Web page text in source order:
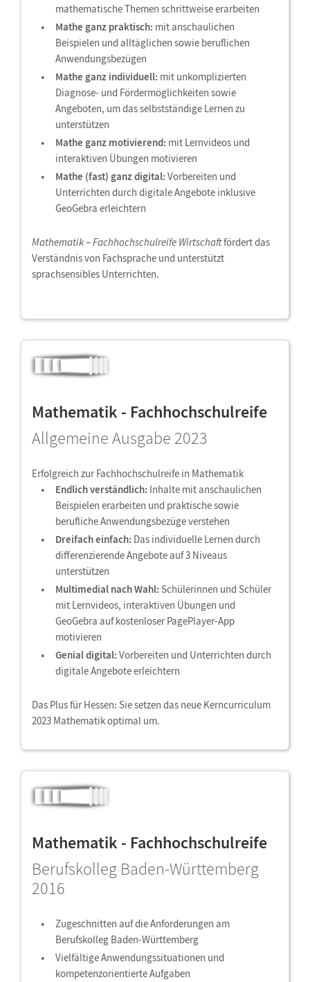
mathematische Themen schrittweise erarbeiten
Mathe ganz praktisch: mit anschaulichen
Beispielen und alltäglichen sowie beruflichen
Anwendungsbezügen
Mathe ganz individuell: mit unkomplizierten
Diagnose- und Fördermöglichkeiten sowie
Angeboten, um das selbstständige Lernen zu
unterstützen
Mathe ganz motivierend: mit Lernvideos und
interaktiven Übungen motivieren
Mathe (fast) ganz digital: Vorbereiten und
Unterrichten durch digitale Angebote inklusive
GeoGebra erleichtern
Mathematik–Fachhochschulreife Wirtschaftfördert das
Verständnis von Fachsprache und unterstützt
sprachsensibles Unterrichten.
Mathematik - Fachhochschulreife
Allgemeine Ausgabe 2023
Erfolgreich zur Fachhochschulreife in Mathematik
Endlich verständlich: Inhalte mit anschaulichen
Beispielen erarbeiten und praktische sowie
berufliche Anwendungsbezüge verstehen
Dreifach einfach: Das individuelle Lernen durch
differenzierende Angebote auf 3 Niveaus
unterstützen
Multimedial nach Wahl: Schülerinnen und Schüler
mit Lernvideos, interaktiven Übungen und
GeoGebra auf kostenloser PagePlayer-App
motivieren
Genial digital: Vorbereiten und Unterrichten durch
digitale Angebote erleichtern
Das Plus für Hessen: Sie setzen das neue Kerncurriculum
2023 Mathematik optimal um.
Mathematik - Fachhochschulreife
Berufskolleg Baden-Württemberg
2016
Zugeschnitten auf die Anforderungen am
Berufskolleg Baden-Württemberg
Vielfältige Anwendungssituationen und
kompetenzorientierte Aufgaben